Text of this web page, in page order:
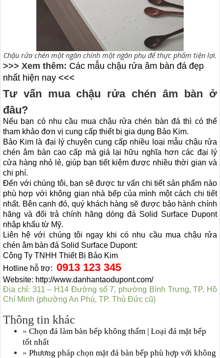
Chậu rửa chén một ngăn chính một ngăn phụ để thực phẩm tiện lợi.
>>> Xem thêm: Các mẫu chậu rửa âm bàn đá đẹp
nhất hiện nay <<<
Tư vấn mua chậu rửa chén âm bàn ở
đâu?
Nếu bạn có nhu cầu mua chậu rửa chén bàn đá thì có thể
tham khảo đơn vị cung cấp thiết bị gia dụng Bảo Kim.
Bảo Kim là đại lý chuyên cung cấp nhiều loại mẫu chậu rửa
chén âm bàn cao cấp mà giá lại hữu nghĩa hơn các đại lý
cửa hàng nhỏ lẻ, giúp bạn tiết kiệm được nhiều thời gian và
chi phí.
Đến với chúng tôi, bạn sẽ được tư vấn chi tiết sản phẩm nào
phù hợp với không gian nhà bếp của mình một cách chi tiết
nhất. Bên cạnh đó, quý khách hàng sẽ được bảo hành chính
hãng và đổi trả chính hãng dòng đá Solid Surface Dupont
nhập khẩu từ Mỹ.
Liên hệ với chúng tôi ngay khi có nhu cầu mua chậu rửa
chén âm bàn đá Solid Surface Dupont:
Công Ty TNHH Thiết Bị Bảo Kim
Hotline hỗ trợ: 0913 123 345
Website: http://www.danhantaodupont.com/
Địa chỉ: 311 – H14 Đường số 7, phường Bình Trưng, TP. Hồ
Chí Minh (phường An Phú, TP. Thủ Đức cũ)
Thông tin khác
» Chọn đá làm bàn bếp không thấm | Loại đá mặt bếp
tốt nhất
» Phương pháp chọn mặt đá bàn bếp phù hợp với không